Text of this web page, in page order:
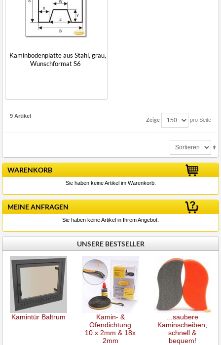
Kaminbodenplatte aus Stahl, grau,
Wunschformat S6
9 Artikel
Zeige pro Seite
WARENKORB
Sie haben keine Artikel im Warenkorb.
MEINE ANFRAGEN
Sie haben keine Artikel in Ihrem Angebot.
UNSERE BESTSELLER
Kamintür Baltrum
Kamin- &
Ofendichtung
10 x 2mm & 18x
2mm
...saubere
Kaminscheiben,
schnell &
bequem!